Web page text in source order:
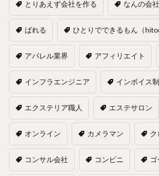
とりあえず会社を作る なんの会
ばれる ひとりでできるもん（
アパレル業界 アフィリエイト
インフラエンジニア インボイス
エクステリア職人 エステサロン
オンライン カメラマン ク
コンサル会社 コンビニ